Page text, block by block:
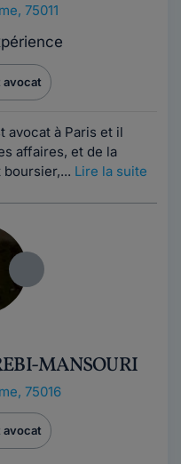
75011
avocat
avocat à Paris et il
affaires, et de la
Lire la suite
MANSOURI
75016
avocat